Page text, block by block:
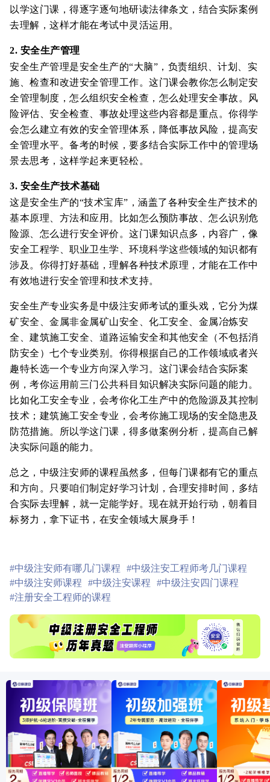
以学这门课，得逐字逐句地研读法律条文，结合实际案例
去理解，这样才能在考试中灵活运用。
2. 安全生产管理
安全生产管理是安全生产的“大脑”，负责组织、计划、实
施、检查和改进安全管理工作。这门课会教你怎么制定安
全管理制度，怎么组织安全检查，怎么处理安全事故。风
险评估、安全检查、事故处理这些内容都是重点。你得学
会怎么建立有效的安全管理体系，降低事故风险，提高安
全管理水平。备考的时候，要多结合实际工作中的管理场
景去思考，这样学起来更轻松。
3. 安全生产技术基础
这是安全生产的“技术宝库”，涵盖了各种安全生产技术的
基本原理、方法和应用。比如怎么预防事故、怎么识别危
险源、怎么进行安全评价。这门课知识点多，内容广，像
安全工程学、职业卫生学、环境科学这些领域的知识都有
涉及。你得打好基础，理解各种技术原理，才能在工作中
有效地进行安全管理和技术支持。
安全生产专业实务是中级注安师考试的重头戏，它分为煤
矿安全、金属非金属矿山安全、化工安全、金属冶炼安
全、建筑施工安全、道路运输安全和其他安全（不包括消
防安全）七个专业类别。你得根据自己的工作领域或者兴
趣特长选一个专业方向深入学习。这门课会结合实际案
例，考你运用前三门公共科目知识解决实际问题的能力。
比如化工安全专业，会考你化工生产中的危险源及其控制
技术；建筑施工安全专业，会考你施工现场的安全隐患及
防范措施。所以学这门课，得多做案例分析，提高自己解
决实际问题的能力。
总之，中级注安师的课程虽然多，但每门课都有它的重点
和方向。只要咱们制定好学习计划，合理安排时间，多结
合实际去理解，就一定能学好。现在就开始行动，朝着目
标努力，拿下证书，在安全领域大展身手！
#中级注安师有哪几门课程
#中级注安工程师考几门课程
#中级注安师课程
#中级注安课程
#中级注安四门课程
#注册安全工程师的课程